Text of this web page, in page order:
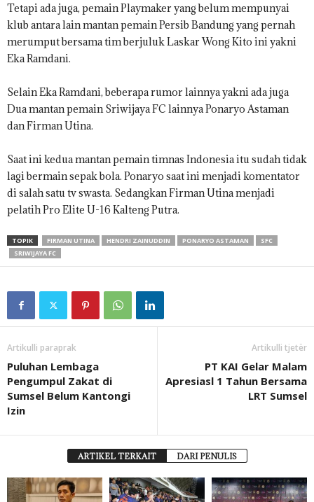
Tetapi ada juga, pemain Playmaker yang belum mempunyai
klub antara lain mantan pemain Persib Bandung yang pernah
merumput bersama tim berjuluk Laskar Wong Kito ini yakni
Eka Ramdani.
Selain Eka Ramdani, beberapa rumor lainnya yakni ada juga
Dua mantan pemain Sriwijaya FC lainnya Ponaryo Astaman
dan Firman Utina.
Saat ini kedua mantan pemain timnas Indonesia itu sudah tidak
lagi bermain sepak bola. Ponaryo saat ini menjadi komentator
di salah satu tv swasta. Sedangkan Firman Utina menjadi
pelatih Pro Elite U-16 Kalteng Putra.
TOPIK FIRMAN UTINA HENDRI ZAINUDDIN PONARYO ASTAMAN
SFC
SRIWIJAYA FC
Artikulli paraprak
Puluhan Lembaga
Pengumpul Zakat di
Sumsel Belum Kantongi
Izin
Artikulli tjetër
PT KAI Gelar Malam
Apresiasl 1 Tahun Bersama
LRT Sumsel
ARTIKEL TERKAIT DARI PENULIS